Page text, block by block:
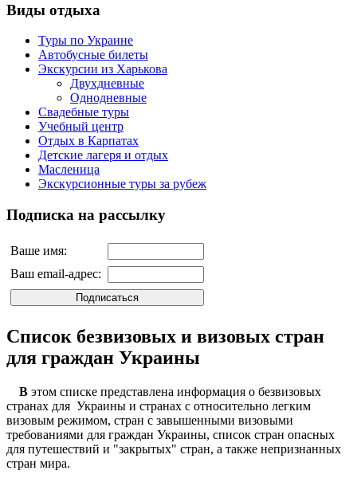
Виды отдыха
Туры по Украине
Автобусные билеты
Экскурсии из Харькова
Двухдневные
Однодневные
Свадебные туры
Учебный центр
Отдых в Карпатах
Детские лагеря и отдых
Масленица
Экскурсионные туры за рубеж
Подписка на рассылку
Ваше имя:
Ваш email-адрес:
Список безвизовых и визовых стран
для граждан Украины
В этом списке представлена информация о безвизовых
странах для Украины и странах с относительно легким
визовым режимом, стран с завышенными визовыми
требованиями для граждан Украины, список стран опасных
для путешествий и "закрытых" стран, а также непризнанных
стран мира.